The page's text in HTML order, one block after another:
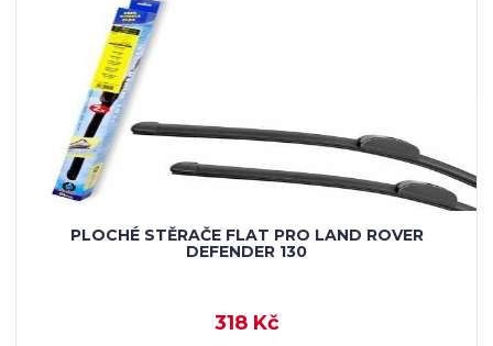
PLOCHÉ STĚRAČE FLAT PRO LAND ROVER
DEFENDER 130
318 Kč